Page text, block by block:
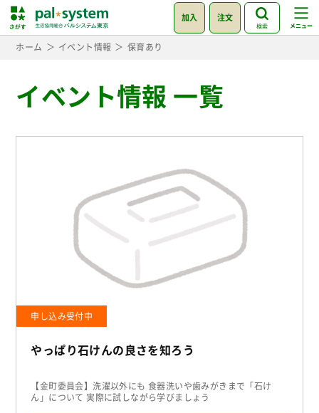
加入 注文
検索
ホーム イベント情報 保育あり
イベント情報 一覧
申し込み受付中
やっぱり石けんの良さを知ろう
【金町委員会】洗濯以外にも 食器洗いや歯みがきまで「石け
ん」について 実際に試しながら学びましょう